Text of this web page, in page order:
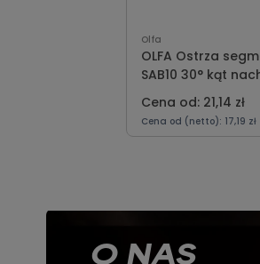
Olfa
OLFA Ostrza
SAB10 30° kąt
ostrza 10 szt.
Cena od: 21,14 zł
Cena od (netto): 17,19 zł
O NAS